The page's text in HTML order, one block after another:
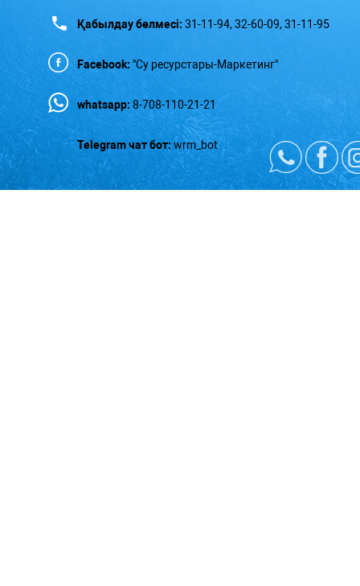
Қабылдау бөлмесі: 31-11-94, 32-60-09, 31-11-95
Facebook: "Су ресурстары-Маркетинг"
whatsapp: 8-708-110-21-21
Telegram чат бот:wrm_bot